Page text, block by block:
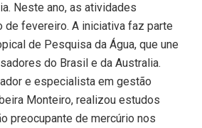
Neste ano, as atividades
de fevereiro. A iniciativa faz parte
de Pesquisa da Água, que une
do Brasil e da Australia.
e especialista em gestão
Monteiro, realizou estudos
preocupante de mercúrio nos